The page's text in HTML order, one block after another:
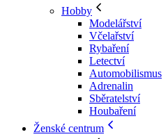
Hobby
Modelářství
Včelařství
Rybaření
Letectví
Automobilismus
Adrenalin
Sběratelství
Houbaření
Ženské centrum